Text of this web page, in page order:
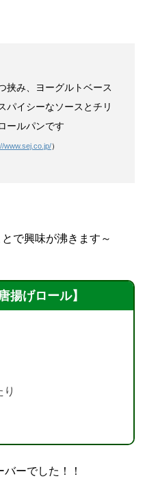
挟み、ヨーグルトベース
パイシーなソースとチリ
ールパンです
www.sej.co.jp/）
で興味が沸きます～
揚げロール】
り
ーでした！！